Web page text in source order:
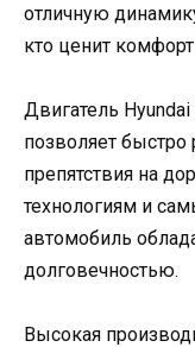
отличную
кто ценит
Двигатель
позволяет быстро
препятствия на
технологиям и
автомобиль
долговечностью.
Высокая